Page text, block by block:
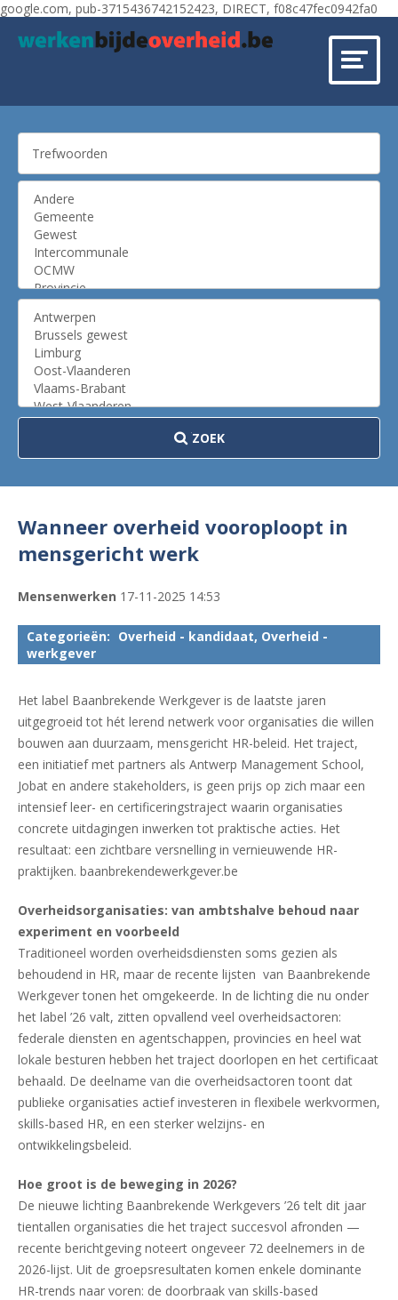
google.com, pub-3715436742152423, DIRECT, f08c47fec0942fa0
ZOEK
Wanneer overheid vooroploopt in
mensgericht werk
Mensenwerken 17-11-2025 14:53
Categorieën: Overheid - kandidaat, Overheid -
werkgever
Het label Baanbrekende Werkgever is de laatste jaren
uitgegroeid tot hét lerend netwerk voor organisaties die willen
bouwen aan duurzaam, mensgericht HR-beleid. Het traject,
een initiatief met partners als Antwerp Management School,
Jobat en andere stakeholders, is geen prijs op zich maar een
intensief leer- en certificeringstraject waarin organisaties
concrete uitdagingen inwerken tot praktische acties. Het
resultaat: een zichtbare versnelling in vernieuwende HR-
praktijken. baanbrekendewerkgever.be
Overheidsorganisaties: van ambtshalve behoud naar
experiment en voorbeeld
Traditioneel worden overheidsdiensten soms gezien als
behoudend in HR, maar de recente lijsten van Baanbrekende
Werkgever tonen het omgekeerde. In de lichting die nu onder
het label ’26 valt, zitten opvallend veel overheidsactoren:
federale diensten en agentschappen, provincies en heel wat
lokale besturen hebben het traject doorlopen en het certificaat
behaald. De deelname van die overheidsactoren toont dat
publieke organisaties actief investeren in flexibele werkvormen,
skills-based HR, en een sterker welzijns- en
ontwikkelingsbeleid.
Hoe groot is de beweging in 2026?
De nieuwe lichting Baanbrekende Werkgevers ’26 telt dit jaar
tientallen organisaties die het traject succesvol afronden —
recente berichtgeving noteert ongeveer 72 deelnemers in de
2026-lijst. Uit de groepsresultaten komen enkele dominante
HR-trends naar voren: de doorbraak van skills-based